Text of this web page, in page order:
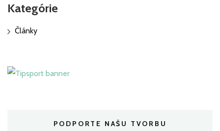
Kategórie
Články
PODPORTE NAŠU TVORBU